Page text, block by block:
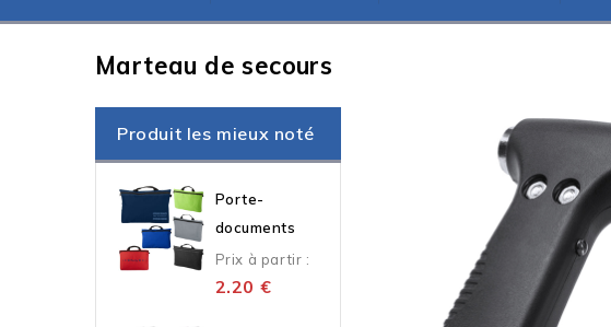
Marteau de secours
Produit les mieux noté
Porte-
documents
Prix à partir :
2.20 €